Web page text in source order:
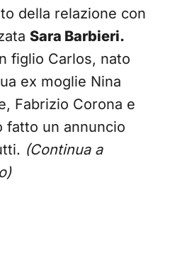
della relazione con
Sara Barbieri.
figlio Carlos, nato
ex moglie Nina
Fabrizio Corona e
fatto un annuncio
(Continua a